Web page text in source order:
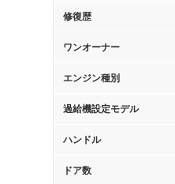
修復歴
ワンオーナー
エンジン種別
過給機設定モデル
ハンドル
ドア数